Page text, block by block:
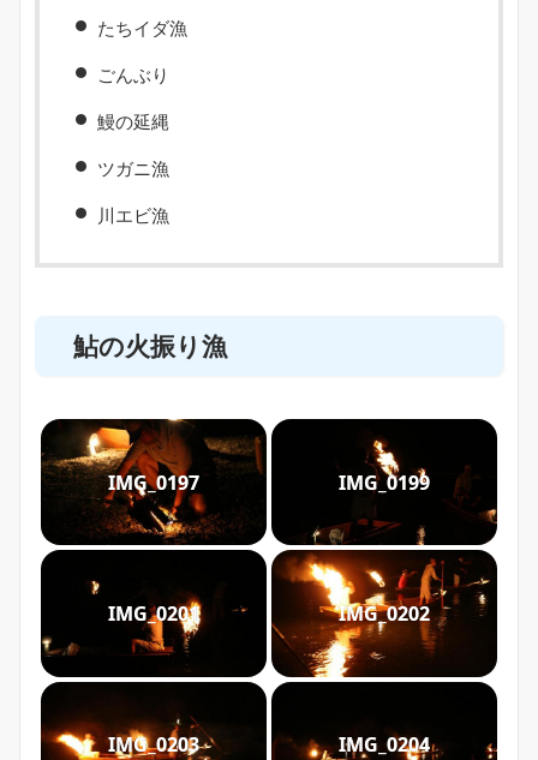
たちイダ漁
ごんぶり
鰻の延縄
ツガニ漁
川エビ漁
鮎の火振り漁
IMG_0197 IMG_0199
IMG_0201 IMG_0202
IMG_0203 IMG_0204